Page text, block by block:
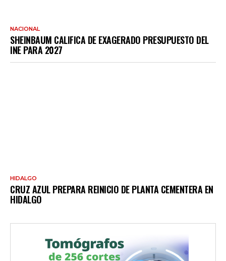
NACIONAL
SHEINBAUM CALIFICA DE EXAGERADO PRESUPUESTO DEL
INE PARA 2027
HIDALGO
CRUZ AZUL PREPARA REINICIO DE PLANTA CEMENTERA EN
HIDALGO